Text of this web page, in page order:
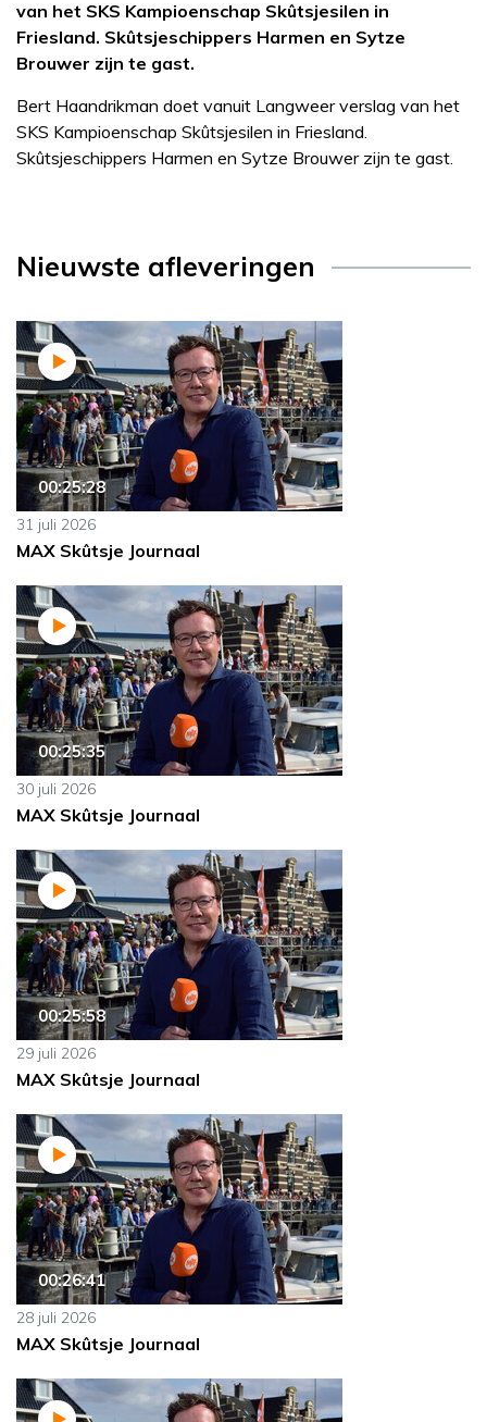
van het SKS Kampioenschap Skûtsjesilen in
Friesland. Skûtsjeschippers Harmen en Sytze
Brouwer zijn te gast.
Bert Haandrikman doet vanuit Langweer verslag van het
SKS Kampioenschap Skûtsjesilen in Friesland.
Skûtsjeschippers Harmen en Sytze Brouwer zijn te gast.
Nieuwste afleveringen
00:25:28
31 juli 2026
MAX Skûtsje Journaal
00:25:35
30 juli 2026
MAX Skûtsje Journaal
00:25:58
29 juli 2026
MAX Skûtsje Journaal
00:26:41
28 juli 2026
MAX Skûtsje Journaal